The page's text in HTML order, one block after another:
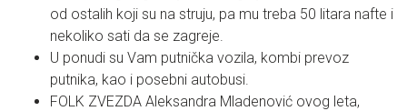
od ostalih koji su na struju, pa mu treba 50 litara nafte i
nekoliko sati da se zagreje.
U ponudi su Vam putnička vozila, kombi prevoz
putnika, kao i posebni autobusi.
FOLK ZVEZDA Aleksandra Mladenović ovog leta,